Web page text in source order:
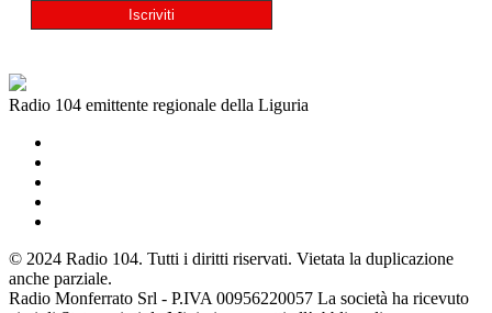
Radio 104 emittente regionale della Liguria
© 2024 Radio 104. Tutti i diritti riservati. Vietata la duplicazione
anche parziale.
Radio Monferrato Srl - P.IVA 00956220057 La società ha ricevuto